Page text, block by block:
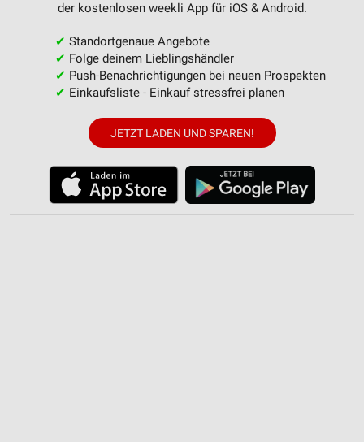
der kostenlosen weekli App für iOS & Android.
✔ Standortgenaue Angebote
✔ Folge deinem Lieblingshändler
✔ Push-Benachrichtigungen bei neuen Prospekten
✔ Einkaufsliste - Einkauf stressfrei planen
JETZT LADEN UND SPAREN!